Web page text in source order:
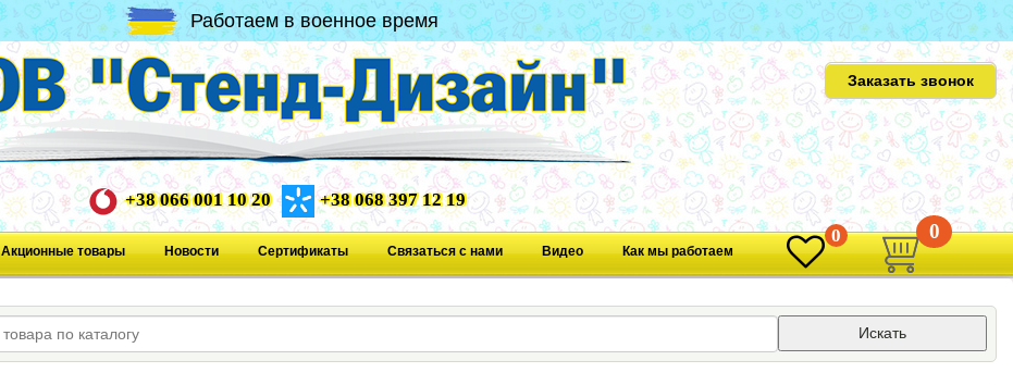
Работаем в военное время
Заказать звонок
+38 066 001 10 20 +38 068 397 12 19
Акционные товары Новости Сертификаты Связаться с нами Видео Как мы работаем
0 0
Искать